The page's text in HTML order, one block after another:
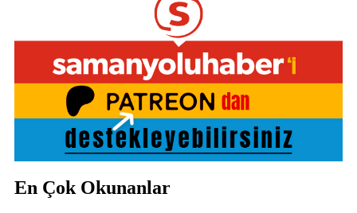
En Çok Okunanlar